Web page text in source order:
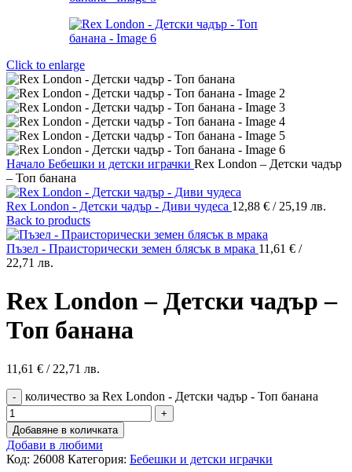
Click to enlarge
Начало Бебешки и детски играчки Rex London – Детски чадър
– Топ банана
Rex London - Детски чадър - Диви чудеса 12,88 € / 25,19 лв.
Back to products
Пъзел - Праисторически земен блясък в мрака 11,61 € /
22,71 лв.
Rex London – Детски чадър –
Топ банана
11,61 € / 22,71 лв.
количество за Rex London - Детски чадър - Топ банана
Добавяне в количката
Добави в любими
Код: 26008 Категория: Бебешки и детски играчки